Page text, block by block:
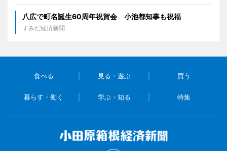
八広で町名誕生60周年祝賀会 小池都知事も祝福
すみだ経済新聞
食べる 見る・遊ぶ 買う
暮らす・働く 学ぶ・知る 特集